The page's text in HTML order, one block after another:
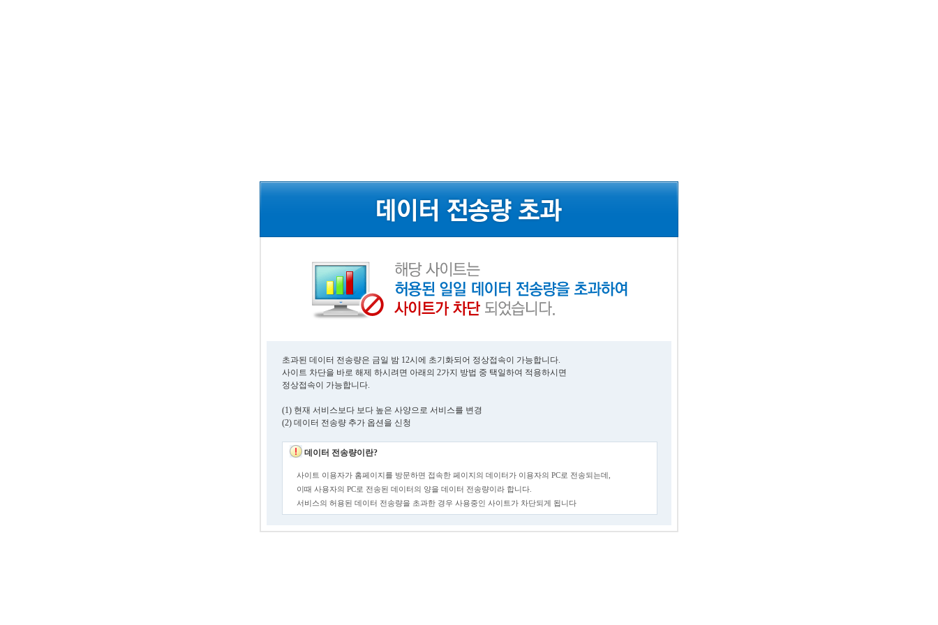
초과된 데이터 전송량은 금일 밤 12시에 초기화되어 정상접속이 가능합니다.
사이트 차단을 바로 해제 하시려면 아래의 2가지 방법 중 택일하여 적용하시면
정상접속이 가능합니다.
(1) 현재 서비스보다 보다 높은 사양으로 서비스를 변경
(2) 데이터 전송량 추가 옵션을 신청
데이터 전송량이란?
사이트 이용자가 홈페이지를 방문하면 접속한 페이지의 데이터가 이용자의 PC로 전송되는데,
이때 사용자의 PC로 전송된 데이터의 양을 데이터 전송량이라 합니다.
서비스의 허용된 데이터 전송량을 초과한 경우 사용중인 사이트가 차단되게 됩니다